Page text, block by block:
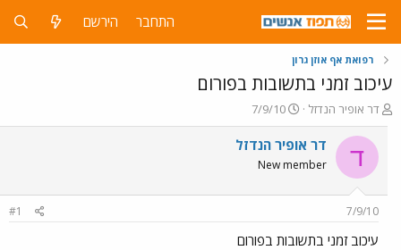
התחבר הירשם
רפואת אף אוזן גרון
עיכוב זמני בתשובות בפורום
פ
ו
ת
ח
ה
ו
ש
א
דר אופיר הנדזל
פ
ו
ר
ם
ר
7/9/10
ד דר אופיר הנדזל
New member
7/9/10
#1
עיכוב זמני בתשובות בפורום